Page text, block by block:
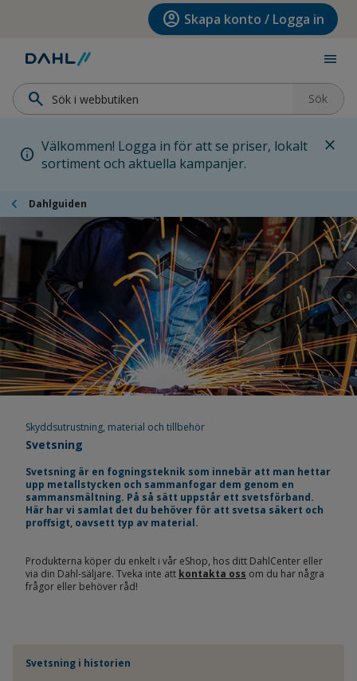
Hoppa till huvudinnehållet account_circle Skapa konto / Logga in
menu
search Sök
info Välkommen! Logga in för att se priser, lokalt
sortiment och aktuella kampanjer.
close
chevron_left Dahlguiden
Skyddsutrustning, material och tillbehör
Svetsning
Svetsning är en fogningsteknik som innebär att man hettar
upp metallstycken och sammanfogar dem genom en
sammansmältning. På så sätt uppstår ett svetsförband.
Här har vi samlat det du behöver för att svetsa säkert och
proffsigt, oavsett typ av material.
Produkterna köper du enkelt i vår eShop, hos ditt DahlCenter eller
via din Dahl-säljare. Tveka inte att kontakta oss om du har några
frågor eller behöver råd!
Svetsning i historien